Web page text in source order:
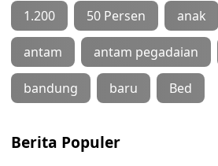
1.200 50 Persen anak
antam antam pegadaian
bandung baru Bed
Berita Populer